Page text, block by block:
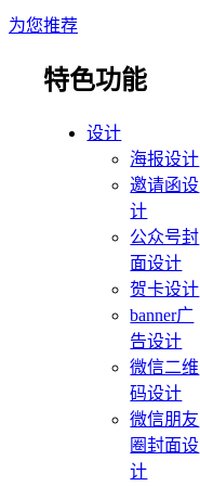
为您推荐
特色功能
设计
海报设计
邀请函设
计
公众号封
面设计
贺卡设计
banner广
告设计
微信二维
码设计
微信朋友
圈封面设
计